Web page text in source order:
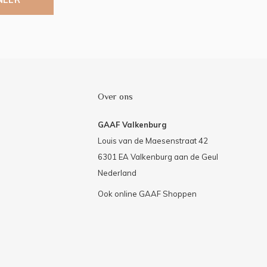
Over ons
GAAF Valkenburg
Louis van de Maesenstraat 42
6301 EA Valkenburg aan de Geul
Nederland
Ook online GAAF Shoppen